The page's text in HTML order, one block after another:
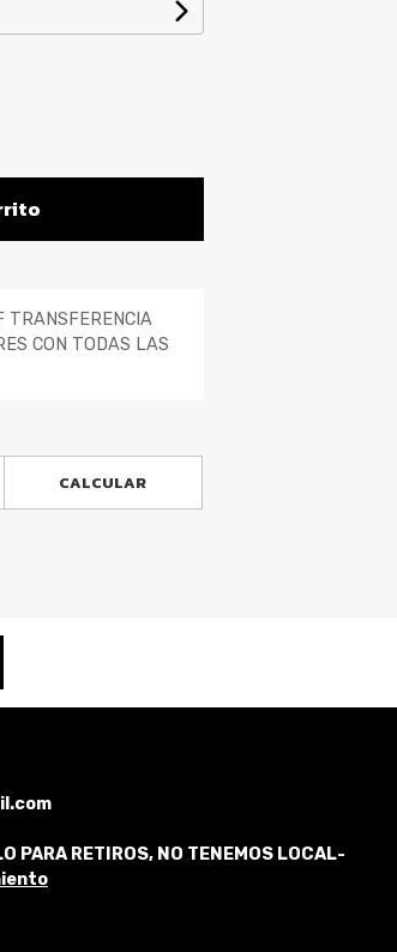
TRANSFERENCIA
CON TODAS LAS
CALCULAR
PARA RETIROS, NO TENEMOS LOCAL-